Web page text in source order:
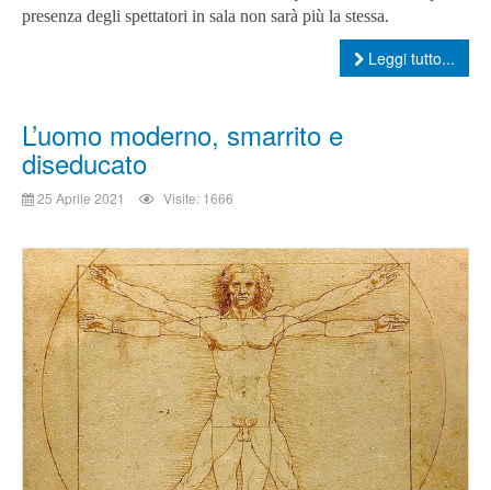
presenza degli spettatori in sala non sarà più la stessa.
Leggi tutto...
L’uomo moderno, smarrito e
diseducato
25 Aprile 2021 Visite: 1666